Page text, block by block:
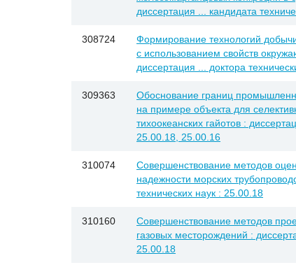
диссертация ... кандидата
308724
Формирование технологий
с использованием свойств
диссертация ... доктора
309363
Обоснование границ
на примере объекта для
тихоокеанских гайотов :
25.00.18, 25.00.16
310074
Совершенствование методов
надежности морских
технических наук : 25.00.18
310160
Совершенствование методов
газовых месторождений :
25.00.18